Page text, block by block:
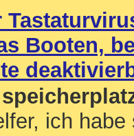
Booten,
ich habe